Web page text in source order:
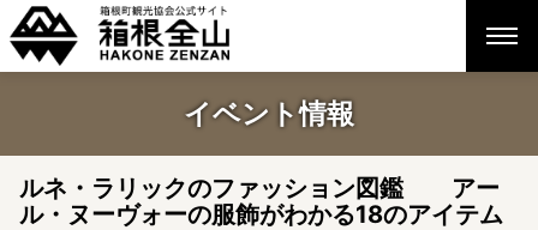
イベント情報
ルネ・ラリックのファッション図鑑 アー
ル・ヌーヴォーの服飾がわかる18のアイテム